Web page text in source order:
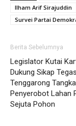
Ilham Arif Sirajuddin
Survei Partai
Berita Sebelumnya
Legislator Kutai
Dukung Sikap
Tenggarong
Penyerobot Lahan
Sejuta Pohon